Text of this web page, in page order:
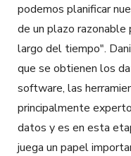
podemos planificar
de un plazo
largo del tiempo".
que se obtienen los
software, las
principalmente
datos y es en esta
juega un papel